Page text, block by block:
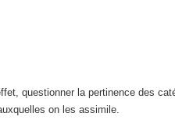
questionner la pertinence des
on les assimile.